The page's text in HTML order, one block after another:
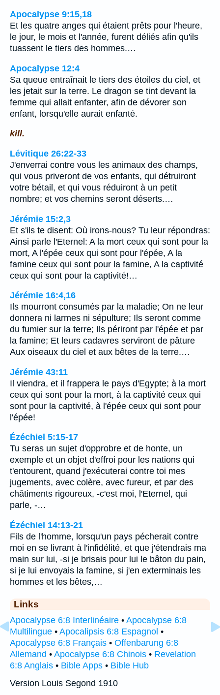
Apocalypse 9:15,18
Et les quatre anges qui étaient prêts pour l'heure,
le jour, le mois et l'année, furent déliés afin qu'ils
tuassent le tiers des hommes.…
Apocalypse 12:4
Sa queue entraînait le tiers des étoiles du ciel, et
les jetait sur la terre. Le dragon se tint devant la
femme qui allait enfanter, afin de dévorer son
enfant, lorsqu'elle aurait enfanté.
kill.
Lévitique 26:22-33
J'enverrai contre vous les animaux des champs,
qui vous priveront de vos enfants, qui détruiront
votre bétail, et qui vous réduiront à un petit
nombre; et vos chemins seront déserts.…
Jérémie 15:2,3
Et s'ils te disent: Où irons-nous? Tu leur répondras:
Ainsi parle l'Eternel: A la mort ceux qui sont pour la
mort, A l'épée ceux qui sont pour l'épée, A la
famine ceux qui sont pour la famine, A la captivité
ceux qui sont pour la captivité!…
Jérémie 16:4,16
Ils mourront consumés par la maladie; On ne leur
donnera ni larmes ni sépulture; Ils seront comme
du fumier sur la terre; Ils périront par l'épée et par
la famine; Et leurs cadavres serviront de pâture
Aux oiseaux du ciel et aux bêtes de la terre.…
Jérémie 43:11
Il viendra, et il frappera le pays d'Egypte; à la mort
ceux qui sont pour la mort, à la captivité ceux qui
sont pour la captivité, à l'épée ceux qui sont pour
l'épée!
Ézéchiel 5:15-17
Tu seras un sujet d'opprobre et de honte, un
exemple et un objet d'effroi pour les nations qui
t'entourent, quand j'exécuterai contre toi mes
jugements, avec colère, avec fureur, et par des
châtiments rigoureux, -c'est moi, l'Eternel, qui
parle, -…
Ézéchiel 14:13-21
Fils de l'homme, lorsqu'un pays pécherait contre
moi en se livrant à l'infidélité, et que j'étendrais ma
main sur lui, -si je brisais pour lui le bâton du pain,
si je lui envoyais la famine, si j'en exterminais les
hommes et les bêtes,…
Links
Apocalypse 6:8 Interlinéaire • Apocalypse 6:8
Multilingue • Apocalipsis 6:8 Espagnol •
Apocalypse 6:8 Français • Offenbarung 6:8
Allemand • Apocalypse 6:8 Chinois • Revelation
6:8 Anglais • Bible Apps • Bible Hub
Version Louis Segond 1910